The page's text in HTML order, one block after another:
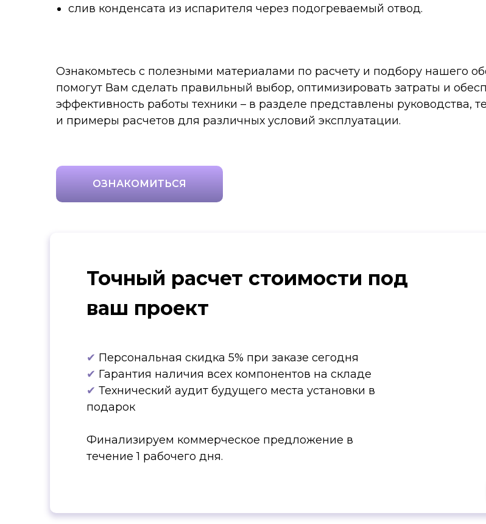
слив конденсата из испарителя через подогреваемый отвод.
Ознакомьтесь с полезными материалами по расчету и подбору нашего
помогут Вам сделать правильный выбор, оптимизировать затраты и
эффективность работы техники – в разделе представлены руководства,
и примеры расчетов для различных условий эксплуатации.
ОЗНАКОМИТЬСЯ
Точный расчет стоимости под
ваш проект
✔ Персональная скидка 5% при заказе сегодня
✔ Гарантия наличия всех компонентов на складе
✔ Технический аудит будущего места установки в
подарок
Финализируем коммерческое предложение в
течение 1 рабочего дня.